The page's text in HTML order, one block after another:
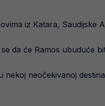
iz Katara, Saudijske
da će Ramos ubuduće
nekoj neočekivanoj